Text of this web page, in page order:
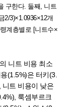
구한다. 둘째, 니트
2/3)×1.0936×12개
계층별로 [니트수×
니트 비용 최소
(1.5%)은 터키(3.
니트 비용이 낮은
룩셈부르크